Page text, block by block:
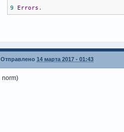
9 Errors .
Отправлено14 марта 2017 - 01:43
norm)